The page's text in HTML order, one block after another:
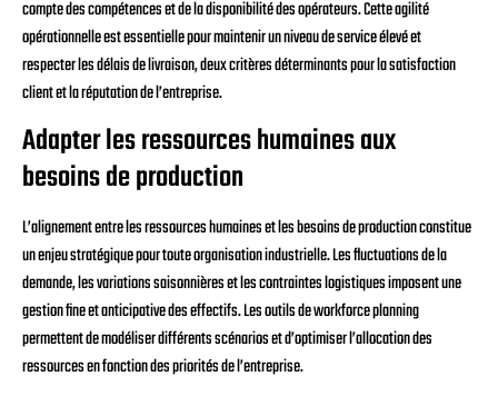
compte des compétences et de la disponibilité des opérateurs. Cette agilité
opérationnelle est essentielle pour maintenir un niveau de service élevé et
respecter les délais de livraison, deux critères déterminants pour la satisfaction
client et la réputation de l’entreprise.
Adapter les ressources humaines aux
besoins de production
L’alignement entre les ressources humaines et les besoins de production constitue
un enjeu stratégique pour toute organisation industrielle. Les fluctuations de la
demande, les variations saisonnières et les contraintes logistiques imposent une
gestion fine et anticipative des effectifs. Les outils de workforce planning
permettent de modéliser différents scénarios et d’optimiser l’allocation des
ressources en fonction des priorités de l’entreprise.